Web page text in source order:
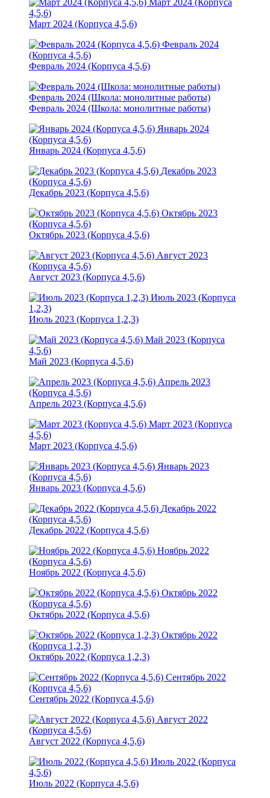
Март 2024 (Корпуса
4,5,6)
Март 2024 (Корпуса 4,5,6)
Февраль 2024
(Корпуса 4,5,6)
Февраль 2024 (Корпуса 4,5,6)
Февраль 2024 (Школа: монолитные работы)
Февраль 2024 (Школа: монолитные работы)
Январь 2024
(Корпуса 4,5,6)
Январь 2024 (Корпуса 4,5,6)
Декабрь 2023
(Корпуса 4,5,6)
Декабрь 2023 (Корпуса 4,5,6)
Октябрь 2023
(Корпуса 4,5,6)
Октябрь 2023 (Корпуса 4,5,6)
Август 2023
(Корпуса 4,5,6)
Август 2023 (Корпуса 4,5,6)
Июль 2023 (Корпуса
1,2,3)
Июль 2023 (Корпуса 1,2,3)
Май 2023 (Корпуса
4,5,6)
Май 2023 (Корпуса 4,5,6)
Апрель 2023
(Корпуса 4,5,6)
Апрель 2023 (Корпуса 4,5,6)
Март 2023 (Корпуса
4,5,6)
Март 2023 (Корпуса 4,5,6)
Январь 2023
(Корпуса 4,5,6)
Январь 2023 (Корпуса 4,5,6)
Декабрь 2022
(Корпуса 4,5,6)
Декабрь 2022 (Корпуса 4,5,6)
Ноябрь 2022
(Корпуса 4,5,6)
Ноябрь 2022 (Корпуса 4,5,6)
Октябрь 2022
(Корпуса 4,5,6)
Октябрь 2022 (Корпуса 4,5,6)
Октябрь 2022
(Корпуса 1,2,3)
Октябрь 2022 (Корпуса 1,2,3)
Сентябрь 2022
(Корпуса 4,5,6)
Сентябрь 2022 (Корпуса 4,5,6)
Август 2022
(Корпуса 4,5,6)
Август 2022 (Корпуса 4,5,6)
Июль 2022 (Корпуса
4,5,6)
Июль 2022 (Корпуса 4,5,6)